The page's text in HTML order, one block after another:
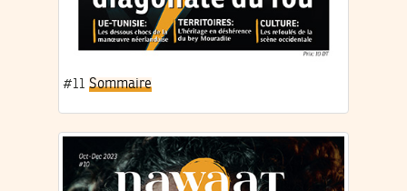
#11 Sommaire